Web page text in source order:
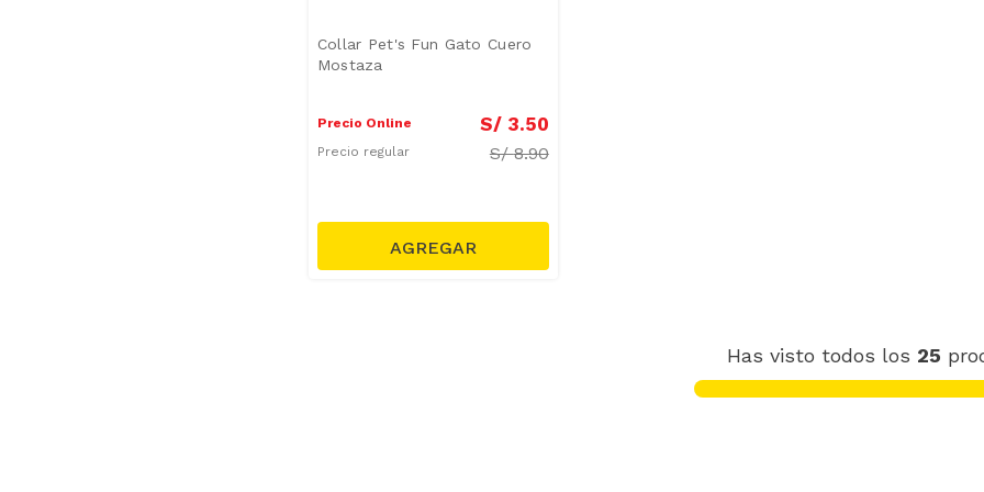
Collar Pet's Fun Gato Cuero
Mostaza
Precio Online S/ 3.50
Precio regular S/8.90
Has visto todos los 25